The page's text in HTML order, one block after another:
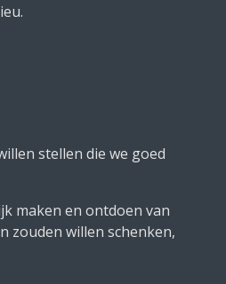
stellen die we goed
maken en ontdoen van
willen schenken,